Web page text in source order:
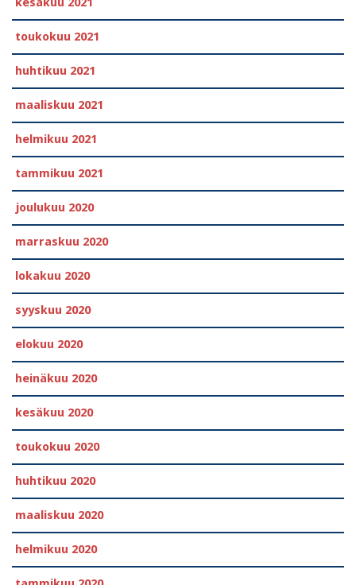
toukokuu 2021
huhtikuu 2021
maaliskuu 2021
helmikuu 2021
tammikuu 2021
joulukuu 2020
marraskuu 2020
lokakuu 2020
syyskuu 2020
elokuu 2020
heinäkuu 2020
kesäkuu 2020
toukokuu 2020
huhtikuu 2020
maaliskuu 2020
helmikuu 2020